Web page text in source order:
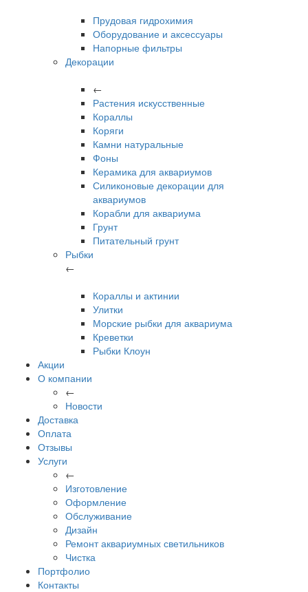
Прудовая гидрохимия
Оборудование и аксессуары
Напорные фильтры
Декорации
←
Растения искусственные
Кораллы
Коряги
Камни натуральные
Фоны
Керамика для аквариумов
Силиконовые декорации для
аквариумов
Корабли для аквариума
Грунт
Питательный грунт
Рыбки
←
Кораллы и актинии
Улитки
Морские рыбки для аквариума
Креветки
Рыбки Клоун
Акции
О компании
←
Новости
Доставка
Оплата
Отзывы
Услуги
←
Изготовление
Оформление
Обслуживание
Дизайн
Ремонт аквариумных светильников
Чистка
Портфолио
Контакты